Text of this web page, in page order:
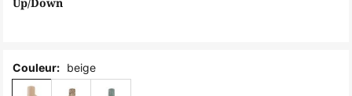
images
Up/Down
Couleur: beige